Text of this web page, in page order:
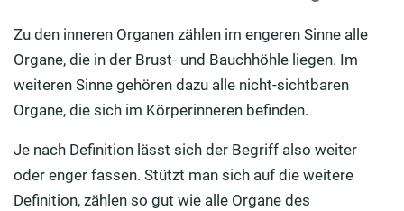
Zu den inneren Organen zählen im engeren Sinne alle
Organe, die in der Brust- und Bauchhöhle liegen. Im
weiteren Sinne gehören dazu alle nicht-sichtbaren
Organe, die sich im Körperinneren befinden.
Je nach Definition lässt sich der Begriff also weiter
oder enger fassen. Stützt man sich auf die weitere
Definition, zählen so gut wie alle Organe des